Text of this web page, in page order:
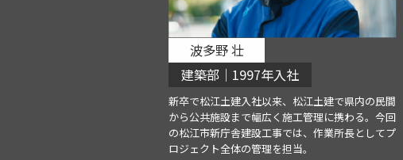
波多野 壮
建築部｜1997年入社
新卒で松江土建入社以来、松江土建で県内の民間
から公共施設まで幅広く施工管理に携わる。今回
の松江市新庁舎建設工事では、作業所長としてプ
ロジェクト全体の管理を担当。